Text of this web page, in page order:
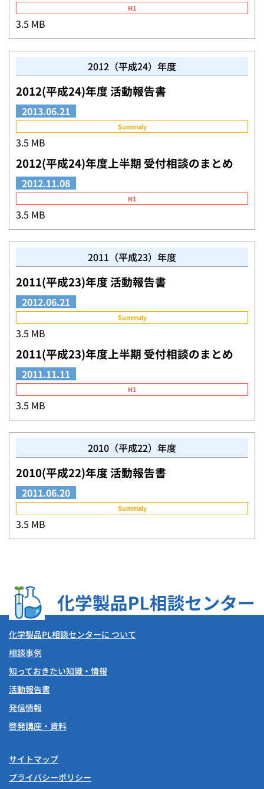
H1
3.5 MB
2012（平成24）年度
2012(平成24)年度 活動報告書
2013.06.21
Summaly
3.5 MB
2012(平成24)年度上半期 受付相談のまとめ
2012.11.08
H1
3.5 MB
2011（平成23）年度
2011(平成23)年度 活動報告書
2012.06.21
Summaly
3.5 MB
2011(平成23)年度上半期 受付相談のまとめ
2011.11.11
H1
3.5 MB
2010（平成22）年度
2010(平成22)年度 活動報告書
2011.06.20
Summaly
3.5 MB
化学製品PL相談センターに ついて
相談事例
知っておきたい知識・情報
活動報告書
発信情報
啓発講座・資料
サイトマップ
プライバシーポリシー